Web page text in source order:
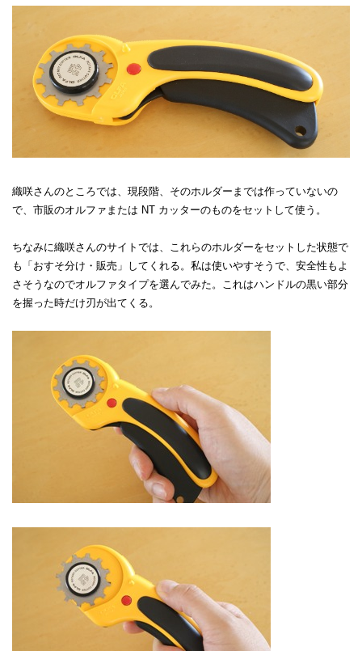
織咲さんのところでは、現段階、そのホルダーまでは作っていないの
で、市販のオルファまたは NT カッターのものをセットして使う。
ちなみに織咲さんのサイトでは、これらのホルダーをセットした状態で
も「おすそ分け・販売」してくれる。私は使いやすそうで、安全性もよ
さそうなのでオルファタイプを選んでみた。これはハンドルの黒い部分
を握った時だけ刃が出てくる。